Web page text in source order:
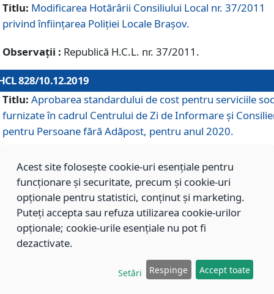
Titlu: Modificarea Hotărârii Consiliului Local nr. 37/2011
privind înființarea Poliției Locale Brașov.
Observații : Republică H.C.L. nr. 37/2011.
828/10.12.2019
Titlu: Aprobarea standardului de cost pentru serviciile
furnizate în cadrul Centrului de Zi de Informare și
pentru Persoane fără Adăpost, pentru anul 2020.
827/10.12.2019
Aprobarea standardului de cost pentru serviciile
furnizate în cadrul Centrului Rezidențial pentru Persoane
Adăpost, pentru anul 2020.
Aprobarea standardului de cost pentru serviciile
Acest site folosește cookie-uri esențiale pentru
funcționare și securitate, precum și cookie-uri
opționale pentru statistici, conținut și marketing.
Puteți accepta sau refuza utilizarea cookie-urilor
opționale; cookie-urile esențiale nu pot fi
dezactivate.
Setări Respinge Accept toate